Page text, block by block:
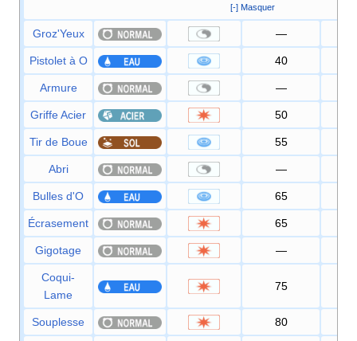
[-] Masquer
Groz'Yeux —
Pistolet à O 40
Armure —
Griffe Acier 50
Tir de Boue 55
Abri —
Bulles d'O 65
Écrasement 65
Gigotage —
Coqui-
Lame
75
Souplesse 80